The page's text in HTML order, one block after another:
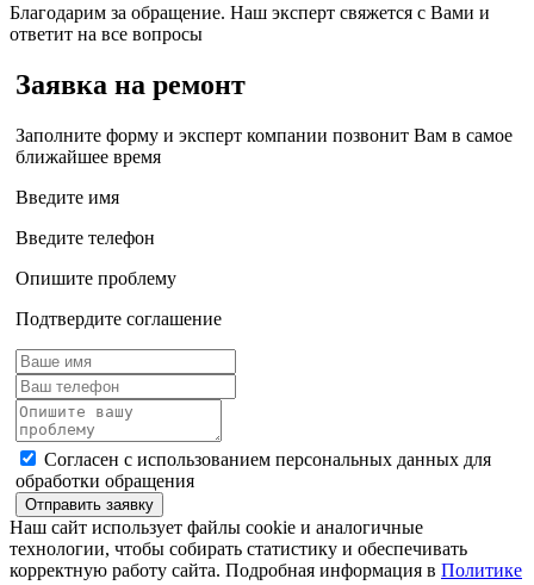
Благодарим за обращение. Наш эксперт свяжется с Вами и
ответит на все вопросы
Заявка на ремонт
Заполните форму и эксперт компании позвонит Вам в самое
ближайшее время
Введите имя
Введите телефон
Опишите проблему
Подтвердите соглашение
Согласен с использованием персональных данных для
обработки обращения
Отправить заявку
Наш сайт использует файлы cookie и аналогичные
технологии, чтобы собирать статистику и обеспечивать
корректную работу сайта. Подробная информация в Политике